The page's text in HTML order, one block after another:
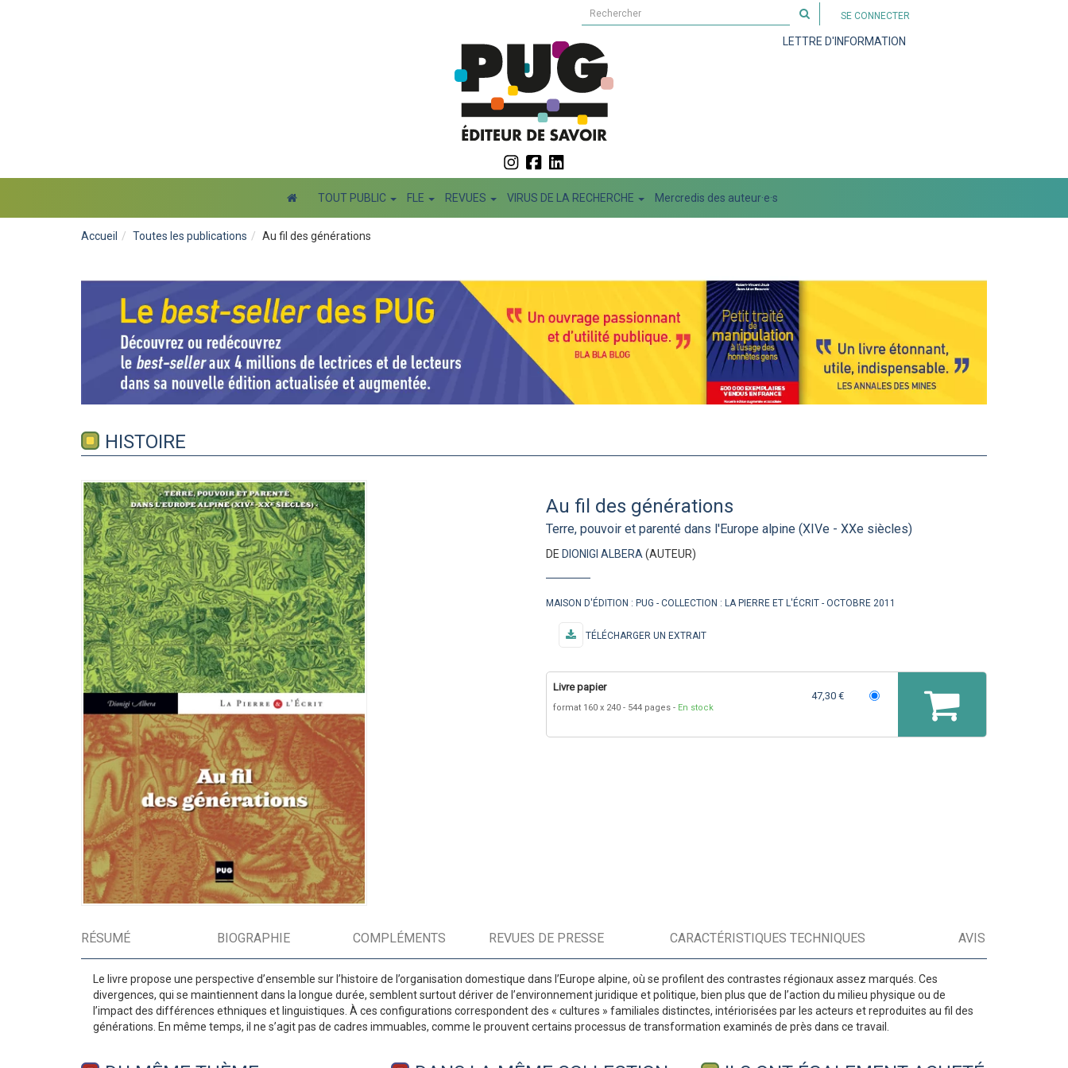
Rechercher
sur
le
SE CONNECTER
LETTRE D'INFORMATION
TOUT PUBLIC FLE REVUES VIRUS DE LA RECHERCHE Mercredis des auteur·e·s
Accueil Toutes les publications Au fil des générations
HISTOIRE
Au fil des générations
Terre, pouvoir et parenté dans l'Europe alpine (XIVe - XXe siècles)
DE DIONIGI ALBERA(AUTEUR)
MAISON D'ÉDITION : PUG COLLECTION : LA PIERRE ET L'ÉCRIT OCTOBRE 2011
TÉLÉCHARGER UN EXTRAIT
Livre papier
format 160 x 240 544 pages En stock
47,30 €
RÉSUMÉ BIOGRAPHIE COMPLÉMENTS REVUES DE PRESSE CARACTÉRISTIQUES TECHNIQUES AVIS
Le livre propose une perspective d’ensemble sur l’histoire de l’organisation domestique dans l’Europe alpine, où se profilent des contrastes régionaux assez marqués. Ces
divergences, qui se maintiennent dans la longue durée, semblent surtout dériver de l’environnement juridique et politique, bien plus que de l’action du milieu physique ou de
l’impact des différences ethniques et linguistiques. À ces configurations correspondent des « cultures » familiales distinctes, intériorisées par les acteurs et reproduites au fil des
générations. En même temps, il ne s’agit pas de cadres immuables, comme le prouvent certains processus de transformation examinés de près dans ce travail.